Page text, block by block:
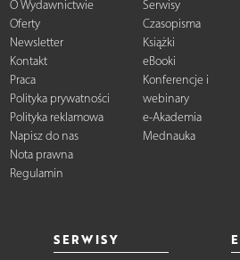
O Wydawnictwie
Oferty
Newsletter
Kontakt
Praca
Polityka prywatności
Polityka reklamowa
Napisz do nas
Nota prawna
Regulamin
Serwisy
Czasopisma
Książki
eBooki
Konferencje i
webinary
e-Akademia
Mednauka
SERWISY